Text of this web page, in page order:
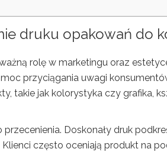
druku opakowań do
rolę w marketingu oraz
przyciągania uwagi
takie jak kolorystyka czy grafika,
przecenienia. Doskonały druk
często oceniają produkt na